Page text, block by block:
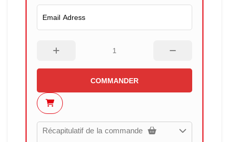
COMMANDER
Récapitulatif de la commande